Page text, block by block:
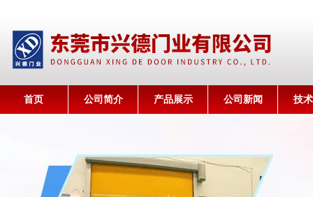
首页 公司简介 产品展示 公司新闻 技